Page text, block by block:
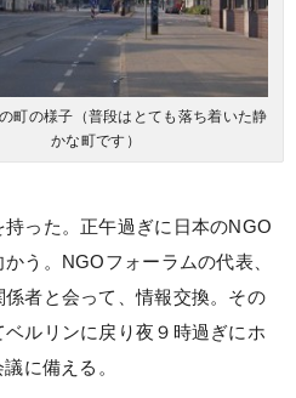
町の様子（普段はとても落ち着いた静
かな町です）
った。正午過ぎに日本のNGO
う。NGOフォーラムの代表、
者と会って、情報交換。その
ルリンに戻り夜９時過ぎにホ
に備える。